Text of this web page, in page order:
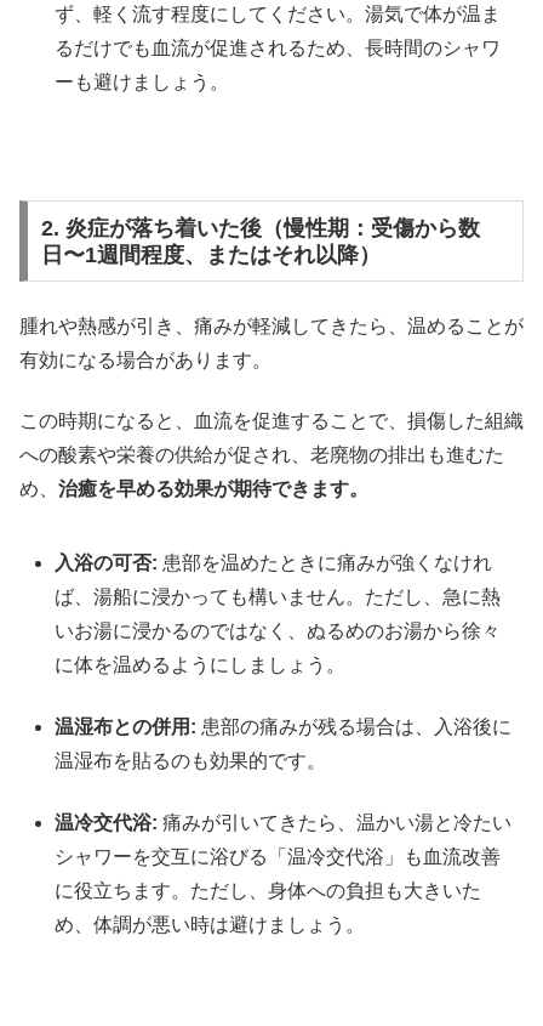
ず、軽く流す程度にしてください。湯気で体が温ま
るだけでも血流が促進されるため、長時間のシャワ
ーも避けましょう。
2. 炎症が落ち着いた後（慢性期：受傷から数
日〜1週間程度、またはそれ以降）
腫れや熱感が引き、痛みが軽減してきたら、温めることが
有効になる場合があります。
この時期になると、血流を促進することで、損傷した組織
への酸素や栄養の供給が促され、老廃物の排出も進むた
め、 治癒を早める効果が期待できます。
入浴の可否: 患部を温めたときに痛みが強くなけれ
ば、湯船に浸かっても構いません。ただし、急に熱
いお湯に浸かるのではなく、ぬるめのお湯から徐々
に体を温めるようにしましょう。
温湿布との併用: 患部の痛みが残る場合は、入浴後に
温湿布を貼るのも効果的です。
温冷交代浴: 痛みが引いてきたら、温かい湯と冷たい
シャワーを交互に浴びる「温冷交代浴」も血流改善
に役立ちます。ただし、身体への負担も大きいた
め、体調が悪い時は避けましょう。